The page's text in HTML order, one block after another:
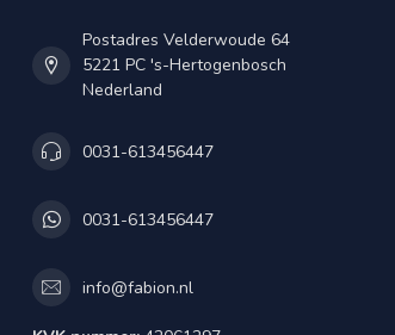
Postadres Velderwoude 64
5221 PC 's-Hertogenbosch
Nederland
0031-613456447
0031-613456447
info@fabion.nl